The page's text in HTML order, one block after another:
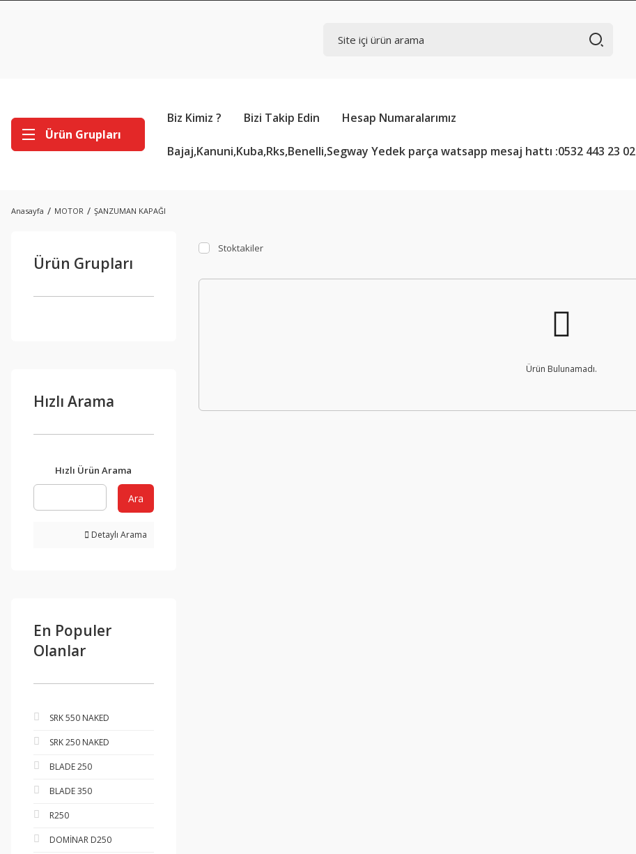
Ürün Grupları
Biz Kimiz ? Bizi Takip Edin Hesap Numaralarımız
Bajaj,Kanuni,Kuba,Rks,Benelli,Segway Yedek parça watsapp mesaj hattı :0532 443 23 02
Anasayfa MOTOR ŞANZUMAN KAPAĞI
Ürün Grupları
Hızlı Arama
Hızlı Ürün Arama
Ara
Detaylı Arama
En Populer
Olanlar
SRK 550 NAKED
SRK 250 NAKED
BLADE 250
BLADE 350
R250
DOMİNAR D250
Stoktakiler
Ürün Bulunamadı.